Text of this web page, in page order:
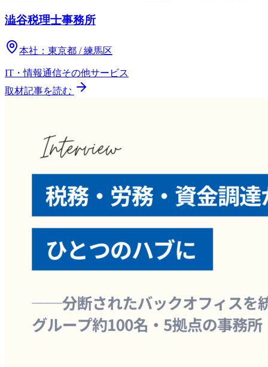
澁谷税理士事務所
本社： 東京都 / 練馬区
IT・情報通信その他サービス
取材記事を読む